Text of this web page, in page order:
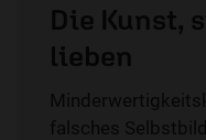
Die Kunst,
lieben
falsches